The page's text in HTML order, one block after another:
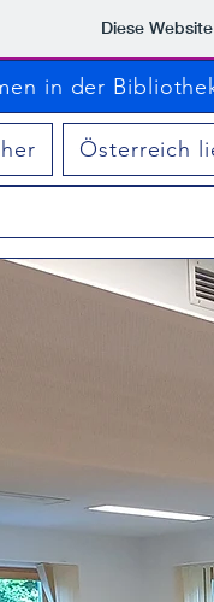
Diese
in der
Österreich